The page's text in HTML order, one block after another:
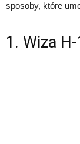
sposoby, które
1. Wiza H-